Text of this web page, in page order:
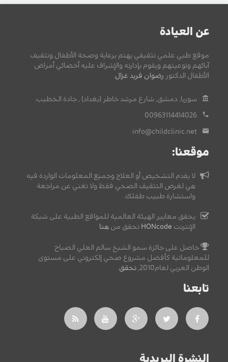
عن العيادة
موقع طبي علمي تثقيفي يهتم برعاية وصحة الأطفال وتثقيف
آبائهم وتوعيتهم ويقوم بإدارته والإشراف عليه أخصائي أمراض
الأطفال الدكتور رضوان فريد غزال
سوريا, دمشق, شارع مرشد خاطر (بغداد) , جادة الخطيب.
00963114414026
info@childclinic.net
موقعنا:
لا يقدم التشخيص أو العلاج وجميع المعلومات الواردة فيه
هي لغرض التثقيف الصحي فقط ولا تغني عن مراجعة
واستشارة طبيب طفلك.
يحقق معايير الهيئة العالمية للمواقع الطبية على شبكة
الإنترنت HONcode تحقق من هنا
حاصل على جائزة سمو الشيخ سالم العلي الصباح
للمعلوماتية كأفضل مشروع صحي إلكتروني على مستوى
الوطن العربي لعام2010,
تحقق
تابعنا
النشرة البريدية